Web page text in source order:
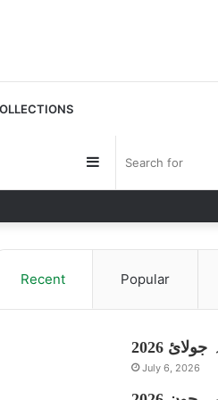
Sidebar
Recent Popular
2026
July 6, 2026